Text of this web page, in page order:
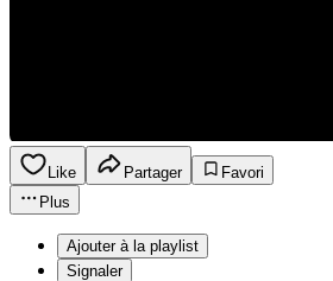
Like Partager
Favori
Plus
Ajouter à la playlist
Signaler